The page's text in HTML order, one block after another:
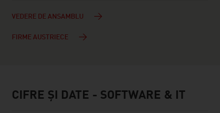
VEDERE DE ANSAMBLU
FIRME AUSTRIECE
facts & figures
CIFRE ŞI DATE - SOFTWARE & IT